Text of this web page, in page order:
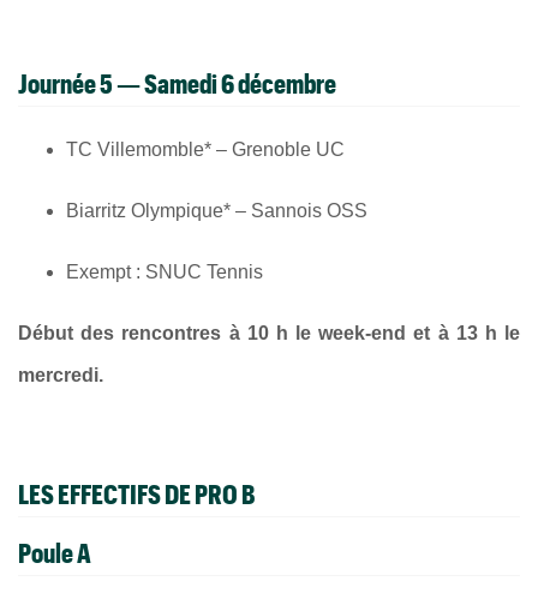
Journée 5 — Samedi 6 décembre
TC Villemomble* – Grenoble UC
Biarritz Olympique* – Sannois OSS
Exempt : SNUC Tennis
Début des rencontres à 10 h le week-end et à 13 h le
mercredi.
LES EFFECTIFS DE PRO B
Poule A